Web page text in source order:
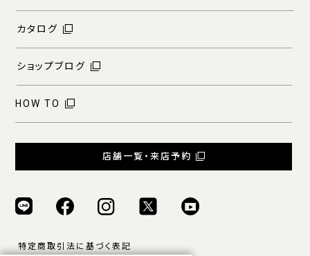
カタログ
ショップブログ
HOW TO
店舗一覧・来店予約
特定商取引法に基づく表記